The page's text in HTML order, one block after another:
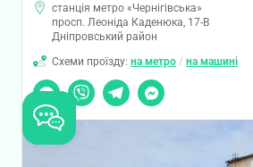
станція метро «Чернігівська»
просп. Леоніда Каденюка, 17-В
Дніпровський район
Схеми проїзду: на метро / на машині
Чат
Viber TelegramMessenger